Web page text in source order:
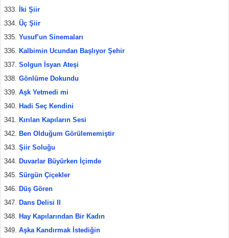
İki Şiir
Üç Şiir
Yusuf’un Sinemaları
Kalbimin Ucundan Başlıyor Şehir
Solgun İsyan Ateşi
Gönlüme Dokundu
Aşk Yetmedi mi
Hadi Seç Kendini
Kırılan Kapıların Sesi
Ben Olduğum Görülememiştir
Şiir Soluğu
Duvarlar Büyürken İçimde
Sürgün Çiçekler
Düş Gören
Dans Delisi II
Hay Kapılarından Bir Kadın
Aşka Kandırmak İstediğin